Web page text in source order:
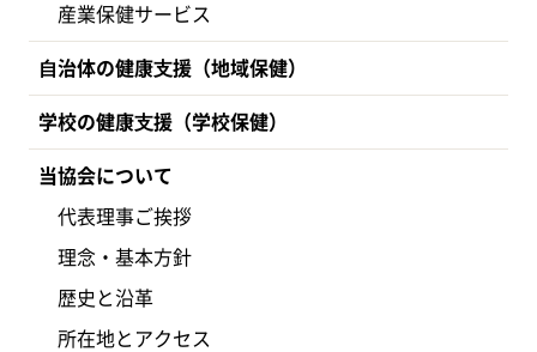
産業保健サービス
⾃治体の健康⽀援（地域保健）
学校の健康⽀援（学校保健）
当協会について
代表理事ご挨拶
理念・基本方針
歴史と沿革
所在地とアクセス